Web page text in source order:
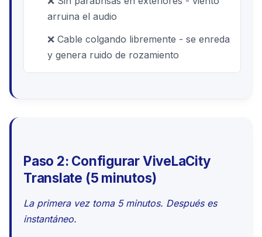
arruina el audio
❌ Cable colgando libremente - se enreda
y genera ruido de rozamiento
Paso 2: Configurar ViveLaCity
Translate (5 minutos)
La primera vez toma 5 minutos. Después es
instantáneo.